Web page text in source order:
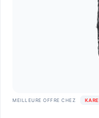
MEILLEURE OFFRE CHEZ KARE